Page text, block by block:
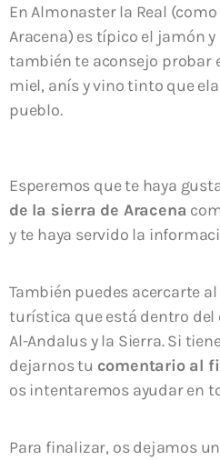
En Almonaster la Real
Aracena) es típico el jamón
también te aconsejo probar
miel, anís y vino tinto que
pueblo.
Esperemos que te haya
de la sierra de Aracena
y te haya servido la
También puedes acercarte
turística que está dentro
Al-Andalus y la Sierra. Si
dejarnos tu comentario al
os intentaremos ayudar en
Para finalizar, os dejamos un